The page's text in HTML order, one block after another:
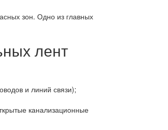
зон. Одно из главных
лент
и линий связи);
канализационные